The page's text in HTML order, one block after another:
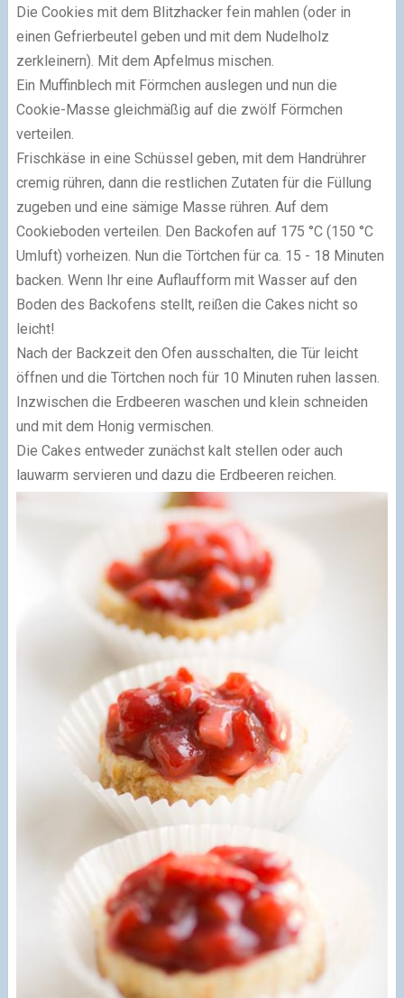
Die Cookies mit dem Blitzhacker fein mahlen (oder in
einen Gefrierbeutel geben und mit dem Nudelholz
zerkleinern). Mit dem Apfelmus mischen.
Ein Muffinblech mit Förmchen auslegen und nun die
Cookie-Masse gleichmäßig auf die zwölf Förmchen
verteilen.
Frischkäse in eine Schüssel geben, mit dem Handrührer
cremig rühren, dann die restlichen Zutaten für die Füllung
zugeben und eine sämige Masse rühren. Auf dem
Cookieboden verteilen. Den Backofen auf 175 °C (150 °C
Umluft) vorheizen. Nun die Törtchen für ca. 15 - 18 Minuten
backen. Wenn Ihr eine Auflaufform mit Wasser auf den
Boden des Backofens stellt, reißen die Cakes nicht so
leicht!
Nach der Backzeit den Ofen ausschalten, die Tür leicht
öffnen und die Törtchen noch für 10 Minuten ruhen lassen.
Inzwischen die Erdbeeren waschen und klein schneiden
und mit dem Honig vermischen.
Die Cakes entweder zunächst kalt stellen oder auch
lauwarm servieren und dazu die Erdbeeren reichen.